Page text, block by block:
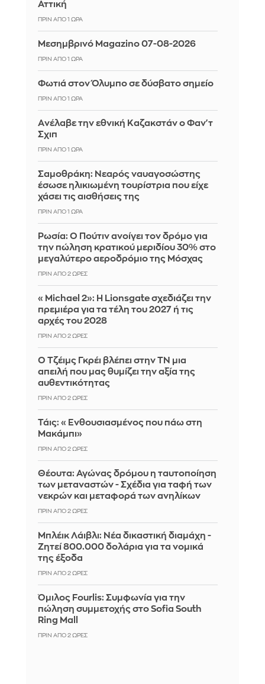
Αττική
ΠΡΙΝ ΑΠΌ 1 ΏΡΑ
Μεσημβρινό Magazino 07-08-2026
ΠΡΙΝ ΑΠΌ 1 ΏΡΑ
Φωτιά στον Όλυμπο σε δύσβατο σημείο
ΠΡΙΝ ΑΠΌ 1 ΏΡΑ
Aνέλαβε την εθνική Καζακστάν ο Φαν'τ
Σχιπ
ΠΡΙΝ ΑΠΌ 1 ΏΡΑ
Σαμοθράκη: Νεαρός ναυαγοσώστης
έσωσε ηλικιωμένη τουρίστρια που είχε
χάσει τις αισθήσεις της
ΠΡΙΝ ΑΠΌ 1 ΏΡΑ
Ρωσία: Ο Πούτιν ανοίγει τον δρόμο για
την πώληση κρατικού μεριδίου 30% στο
μεγαλύτερο αεροδρόμιο της Μόσχας
ΠΡΙΝ ΑΠΌ 2 ΏΡΕΣ
«Michael 2»: Η Lionsgate σχεδιάζει την
πρεμιέρα για τα τέλη του 2027 ή τις
αρχές του 2028
ΠΡΙΝ ΑΠΌ 2 ΏΡΕΣ
Ο Τζέιμς Γκρέι βλέπει στην ΤΝ μια
απειλή που μας θυμίζει την αξία της
αυθεντικότητας
ΠΡΙΝ ΑΠΌ 2 ΏΡΕΣ
Τάις: «Ενθουσιασμένος που πάω στη
Μακάμπι»
ΠΡΙΝ ΑΠΌ 2 ΏΡΕΣ
Θέουτα: Αγώνας δρόμου η ταυτοποίηση
των μεταναστών - Σχέδια για ταφή των
νεκρών και μεταφορά των ανηλίκων
ΠΡΙΝ ΑΠΌ 2 ΏΡΕΣ
Μπλέικ Λάιβλι: Νέα δικαστική διαμάχη -
Ζητεί 800.000 δολάρια για τα νομικά
της έξοδα
ΠΡΙΝ ΑΠΌ 2 ΏΡΕΣ
Όμιλος Fourlis: Συμφωνία για την
πώληση συμμετοχής στο Sofia South
Ring Mall
ΠΡΙΝ ΑΠΌ 2 ΏΡΕΣ